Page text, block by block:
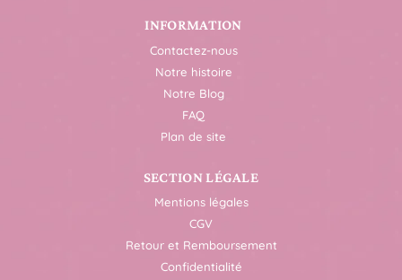
INFORMATION
Contactez-nous
Notre histoire
Notre Blog
FAQ
Plan de site
SECTION LÉGALE
Mentions légales
CGV
Retour et Remboursement
Confidentialité